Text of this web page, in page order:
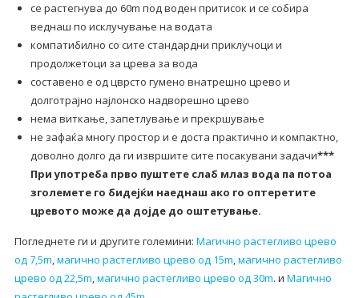
се растегнува до 60m под воден притисок и се собира
веднаш по исклучување на водата
компатибилно со сите стандардни приклучоци и
продолжетоци за црева за вода
составено е од цврсто гумено внатрешно црево и
долготрајно најлонско надворешно црево
нема виткање, запетлување и прекршување
не зафаќа многу простор и е доста практично и компактно,
доволно долго да ги извршите сите посакувани задачи***
При употреба прво пуштете слаб млаз вода па потоа
зголемете го бидејќи наеднаш ако го оптеретите
цревото може да дојде до оштетување.
Погледнете ги и другите големини: Магично растегливо црево
од 7,5m,магично растегливо црево од 15m,магично растегливо
црево од 22,5m,магично растегливо црево од 30m. и Магично